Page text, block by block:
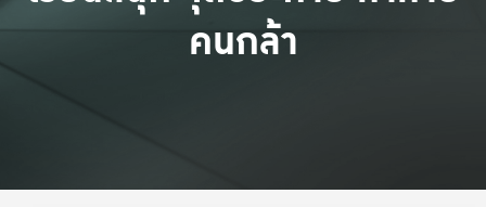
คนกล้า